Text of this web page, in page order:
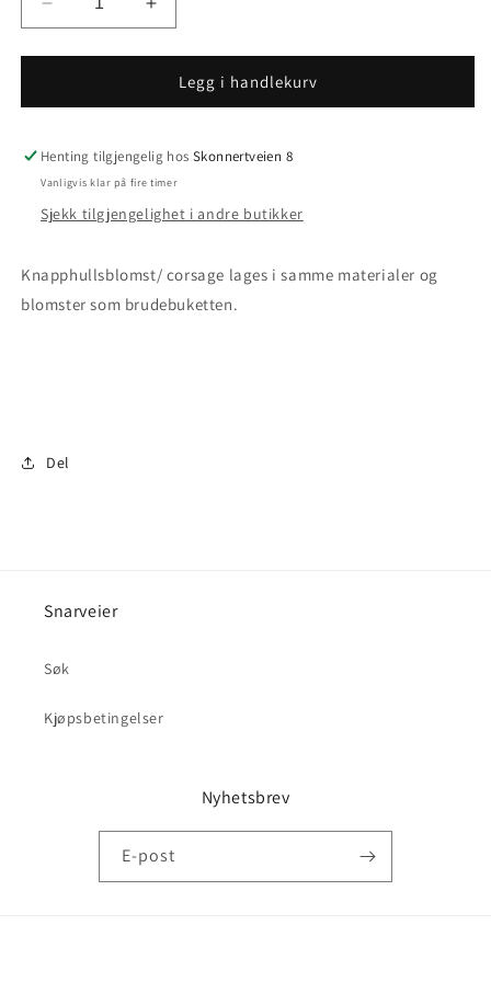
antallet
for
Knapphullsblomst
Øk
antallet
for
Knapphullsblomst
Legg i handlekurv
Henting tilgjengelig hos Skonnertveien 8
Vanligvis klar på fire timer
Sjekk tilgjengelighet i andre butikker
Knapphullsblomst/ corsage lages i samme materialer og
blomster som brudebuketten.
Del
Snarveier
Søk
Kjøpsbetingelser
Nyhetsbrev
E-post